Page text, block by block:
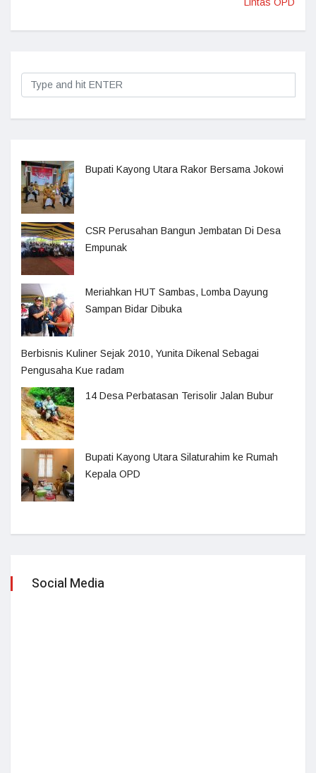
Bupati Kayong Utara Rakor Bersama Jokowi
CSR Perusahan Bangun Jembatan Di Desa
Empunak
Meriahkan HUT Sambas, Lomba Dayung
Sampan Bidar Dibuka
Berbisnis Kuliner Sejak 2010, Yunita Dikenal Sebagai
Pengusaha Kue radam
14 Desa Perbatasan Terisolir Jalan Bubur
Bupati Kayong Utara Silaturahim ke Rumah
Kepala OPD
Social Media